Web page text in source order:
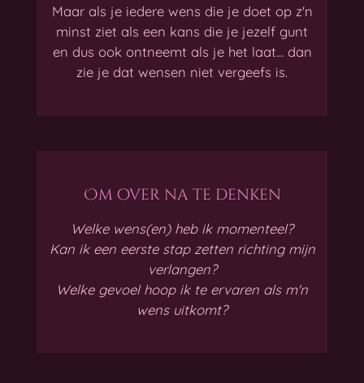
Maar als je iedere wens die je doet op z'n
minst ziet als een kans die je jezelf gunt
en dus ook ontneemt als je het laat... dan
zie je dat wensen niet vergeefs is.
Om over na te denken
Welke wens(en) heb ik momenteel?
Kan ik een eerste stap zetten richting mijn
verlangen?
Welke gevoel hoop ik te ervaren als m'n
wens uitkomt?